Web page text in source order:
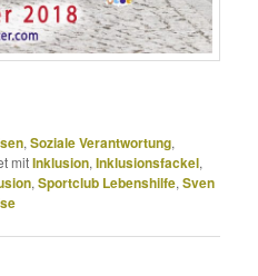
,Soziale Verantwortung,
mitInklusion,Inklusionsfackel,
,Sportclub Lebenshilfe,Sven